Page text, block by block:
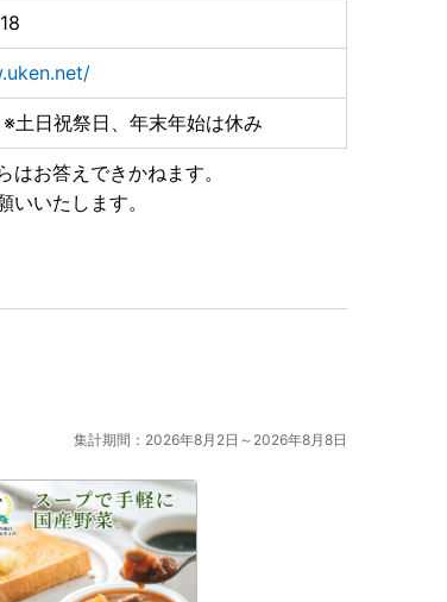
土日祝祭日、年末年始は休み
お答えできかねます。
いたします。
集計期間：2026年8月2日～2026年8月8日